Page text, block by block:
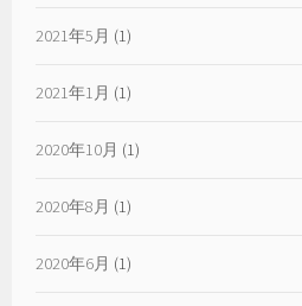
2021年5月 (1)
2021年1月 (1)
2020年10月 (1)
2020年8月 (1)
2020年6月 (1)